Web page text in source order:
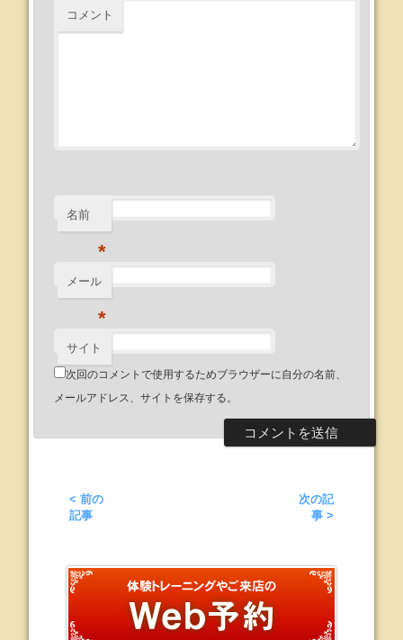
コメント
名前
*
メール
*
サイト
次回のコメントで使用するためブラウザーに自分の名前、
メールアドレス、サイトを保存する。
< 前の
記事
次の記
事 >